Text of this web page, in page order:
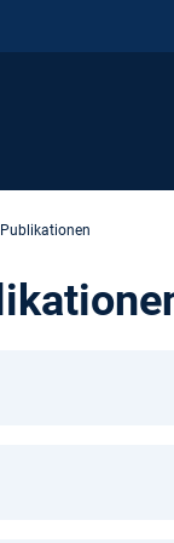
Publikationen